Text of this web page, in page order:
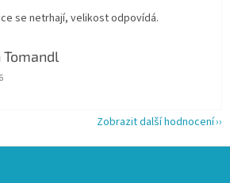
se netrhají, velikost odpovídá.
obchodu je 5 z 5 hvězdiček.
Zobrazit další hodnocení